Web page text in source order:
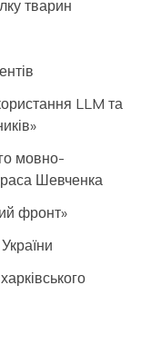
тварин
LLM та
мовно-
Шевченка
фронт»